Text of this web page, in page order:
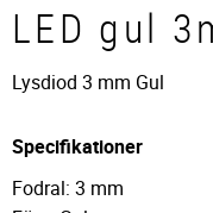
LED gul
Lysdiod 3 mm Gul
Specifikationer
Fodral: 3 mm